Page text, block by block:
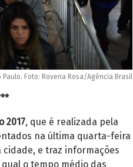
Foto: Rovena Rosa/Agência Brasil
2017, que é realizada pela
na última quarta-feira
cidade, e traz informações
o tempo médio das